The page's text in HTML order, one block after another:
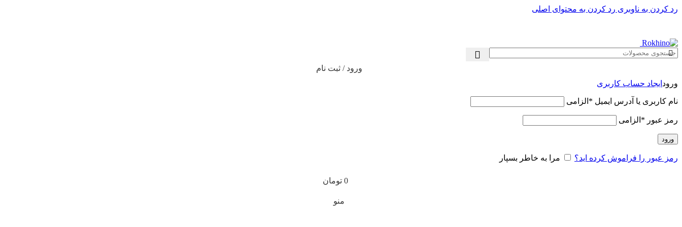
رد کردن به ناوبری رد کردن به محتوای اصلی
ورود / ثبت نام
ورود ایجاد حساب کاربری
نام کاربری یا آدرس ایمیل * الزامی
رمز عبور * الزامی
ورود
رمز عبور را فراموش کرده اید؟ مرا به خاطر بسپار
0 تومان
منو